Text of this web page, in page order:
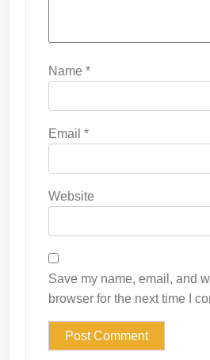
Name *
Email *
Website
Save my name, email, and
browser for the next time I